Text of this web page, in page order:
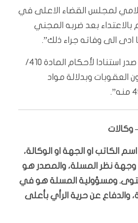
لمجلس القضاء الاعلى في
بالاعتداء بعد ضربه المجني
الى وفاته جراء ذلك”.
وأضاف أن “الحكم صدر استنادا لأحكام المادة 410/
العقوبات وبدلالة مواد
وكالات
الكاتب او الجهة او الوكالة،
وجهة نظر المسلة، والمصدر هو
ومسؤولية المسلة هو في
والدفاع عن حرية الرأي بأعلى